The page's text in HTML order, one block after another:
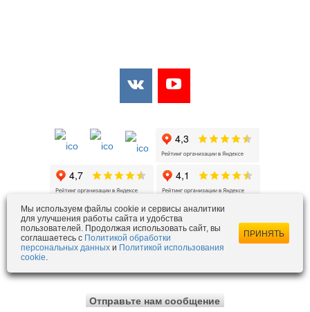
ezois@ezois-es.ru- отдел продаж
snab@ezois-es.ru- отдел комплексных поставок
Отправьте нам сообщение
Мы используем файлы cookie и сервисы аналитики
для улучшения работы сайта и удобства
пользователей. Продолжая использовать сайт, вы
соглашаетесь с Политикой обработки
персональных данных и Политикой использования
cookie.
ПРИНЯТЬ